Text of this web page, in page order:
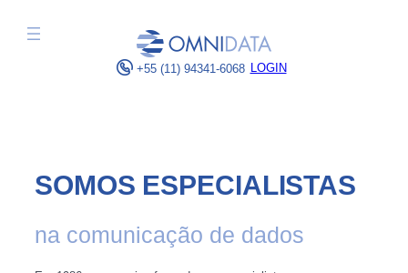
para
+55 (11) 94341-6068 LOGIN
SOMOS ESPECIALISTAS
na comunicação de dados